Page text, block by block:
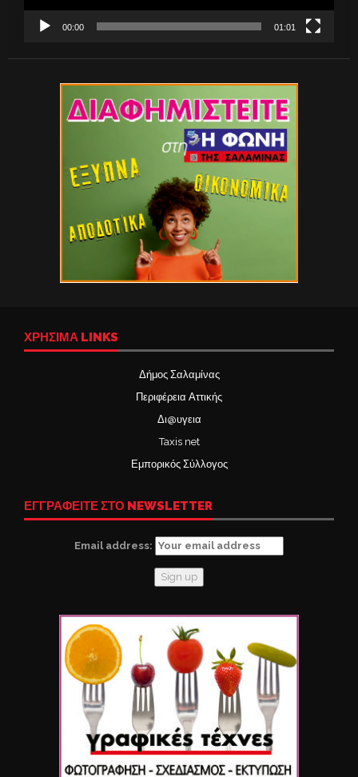
00:00 01:01
ΧΡΉΣΙΜΑ LINKS
Δήμος Σαλαμίνας
Περιφέρεια Αττικής
Δι@υγεια
Taxis net
Εμπορικός Σύλλογος
ΕΓΓΡΑΦΕΙΤΕ ΣΤΟ NEWSLETTER
Email address: